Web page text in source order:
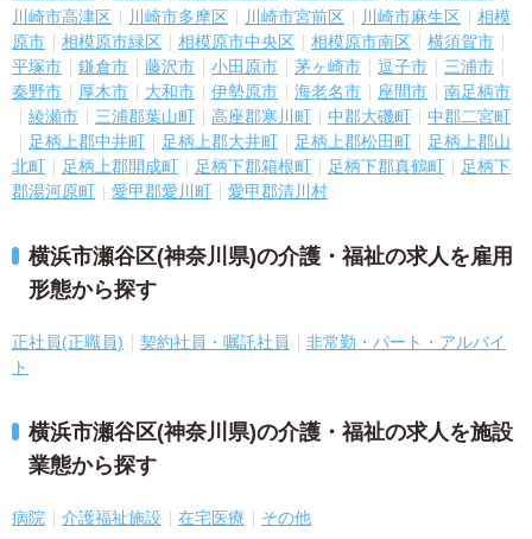
川崎市高津区
川崎市多摩区 川崎市宮前区 川崎市麻生区
相模
原市
相模原市緑区 相模原市中央区 相模原市南区
横須賀市
平塚市
鎌倉市 藤沢市 小田原市 茅ヶ崎市 逗子市
三浦市
秦野市
厚木市 大和市 伊勢原市 海老名市 座間市
南足柄市
綾瀬市
三浦郡葉山町 高座郡寒川町 中郡大磯町
中郡二宮町
足柄上郡中井町
足柄上郡大井町 足柄上郡松田町
足柄上郡山
北町
足柄上郡開成町 足柄下郡箱根町 足柄下郡真鶴町
足柄下
郡湯河原町
愛甲郡愛川町 愛甲郡清川村
横浜市瀬谷区(神奈川県)の介護・福祉の求人を雇用
形態から探す
正社員(正職員) 契約社員・嘱託社員
非常勤・パート・アルバイ
ト
横浜市瀬谷区(神奈川県)の介護・福祉の求人を施設
業態から探す
病院 介護福祉施設 在宅医療 その他